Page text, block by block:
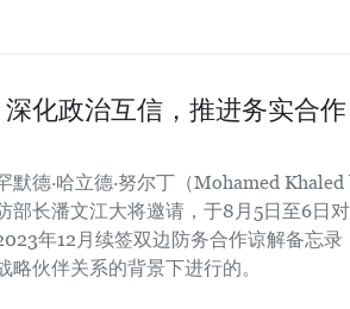
化政治互信，推进务实合作
默德·哈立德·努尔丁（Mohamed
部长潘文江大将邀请，于8月5日至6日
年12月续签双边防务合作谅解备忘录
略伙伴关系的背景下进行的。